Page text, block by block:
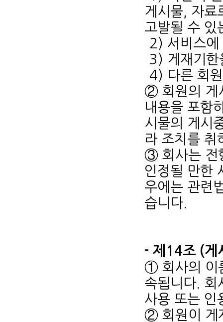
게시물, 자료
고발될 수 있
2) 서비스에
3) 게재기한
4) 다른 회
② 회원의 게
내용을 포함
시물의 게시
라 조치를 취
③ 회사는 전
인정될 만한
우에는 관련
습니다.
- 제14조 (게
① 회사의 이
속됩니다. 회
사용 또는 인
② 회원이 게